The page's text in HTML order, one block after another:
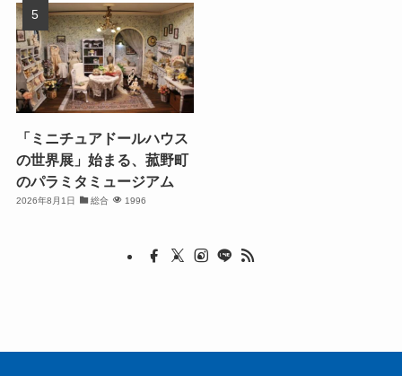
「ミニチュアドールハウス
の世界展」始まる、菰野町
のパラミタミュージアム
2026年8月1日 総合 1996